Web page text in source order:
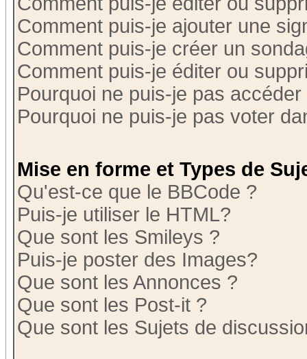
Comment puis-je ajouter une
Comment puis-je créer un
Comment puis-je éditer ou
Pourquoi ne puis-je pas
Pourquoi ne puis-je pas voter
Mise en forme et Types de
Qu'est-ce que le BBCode ?
Puis-je utiliser le HTML?
Que sont les Smileys ?
Puis-je poster des Images?
Que sont les Annonces ?
Que sont les Post-it ?
Que sont les Sujets de